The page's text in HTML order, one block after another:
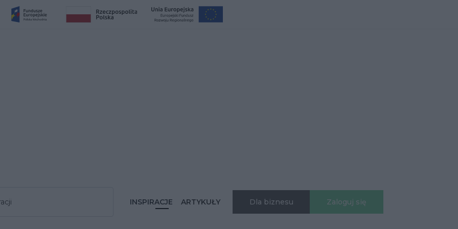
INSPIRACJE ARTYKUŁY Dla biznesu Zaloguj się